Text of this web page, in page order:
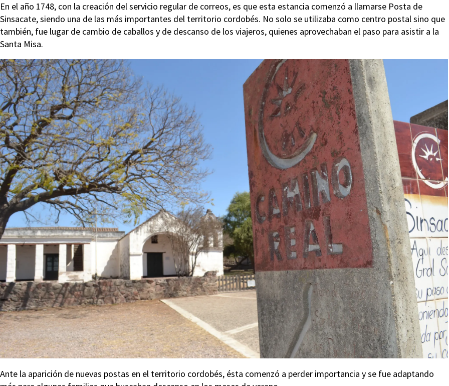
En el año 1748, con la creación del servicio regular de correos, es que esta estancia comenzó a llamarse Posta de
Sinsacate, siendo una de las más importantes del territorio cordobés. No solo se utilizaba como centro postal sino que
también, fue lugar de cambio de caballos y de descanso de los viajeros, quienes aprovechaban el paso para asistir a la
Santa Misa.
Ante la aparición de nuevas postas en el territorio cordobés, ésta comenzó a perder importancia y se fue adaptando